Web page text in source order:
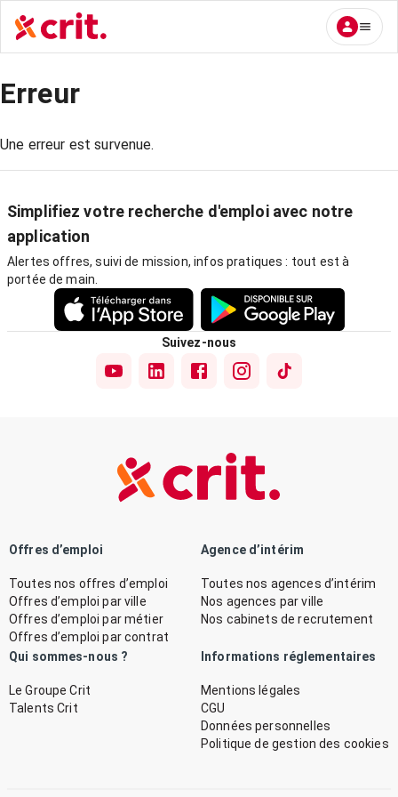
Erreur
Une erreur est survenue.
Simplifiez votre recherche d'emploi avec notre
application
Alertes offres, suivi de mission, infos pratiques : tout est à
portée de main.
Suivez-nous
Offres d’emploi
Toutes nos offres d’emploi
Offres d’emploi par ville
Offres d’emploi par métier
Offres d’emploi par contrat
Agence d’intérim
Toutes nos agences d’intérim
Nos agences par ville
Nos cabinets de recrutement
Qui sommes-nous ?
Le Groupe Crit
Talents Crit
Informations réglementaires
Mentions légales
CGU
Données personnelles
Politique de gestion des cookies